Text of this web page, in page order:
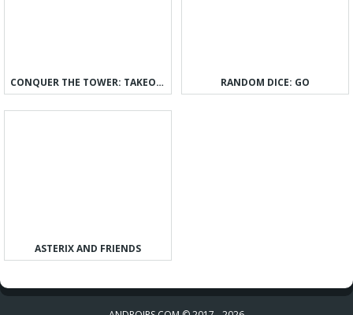
CONQUER THE TOWER: TAKEOVER RANDOM DICE: GO
ASTERIX AND FRIENDS